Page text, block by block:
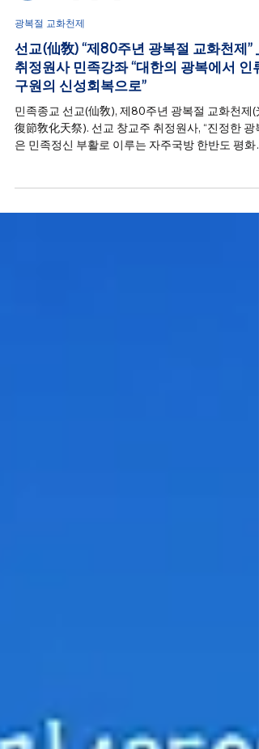
선교종단
2025년 8월 15일
광복절 교화천제
선교(仙敎) “제80주년 광복절 교화천제” _
취정원사 민족강좌 “대한의 광복에서 인류
구원의 신성회복으로”
민족종교 선교(仙敎), 제80주년 광복절 교화천제(光